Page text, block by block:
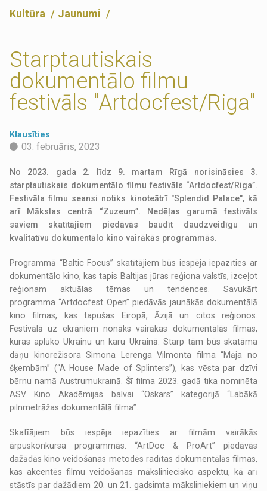
Kultūra Jaunumi
Starptautiskais
dokumentālo filmu
festivāls "Artdocfest/Riga"
Klausīties
03. februāris, 2023
No 2023. gada 2. līdz 9. martam Rīgā norisināsies 3.
starptautiskais dokumentālo filmu festivāls “Artdocfest/Riga”.
Festivāla filmu seansi notiks kinoteātrī "Splendid Palace", kā
arī Mākslas centrā “Zuzeum”. Nedēļas garumā festivāls
saviem skatītājiem piedāvās baudīt daudzveidīgu un
kvalitatīvu dokumentālo kino vairākās programmās.
Programmā “Baltic Focus” skatītājiem būs iespēja iepazīties ar
dokumentālo kino, kas tapis Baltijas jūras reģiona valstīs, izceļot
reģionam aktuālas tēmas un tendences. Savukārt
programma “Artdocfest Open” piedāvās jaunākās dokumentālā
kino filmas, kas tapušas Eiropā, Āzijā un citos reģionos.
Festivālā uz ekrāniem nonāks vairākas dokumentālās filmas,
kuras aplūko Ukrainu un karu Ukrainā. Starp tām būs skatāma
dāņu kinorežisora Simona Lerenga Vilmonta filma “Māja no
šķembām” (“A House Made of Splinters”), kas vēsta par dzīvi
bērnu namā Austrumukrainā. Šī filma 2023. gadā tika nominēta
ASV Kino Akadēmijas balvai “Oskars” kategorijā “Labākā
pilnmetrāžas dokumentālā filma”.
Skatīājiem būs iespēja iepazīties ar filmām vairākās
ārpuskonkursa programmās. “ArtDoc & ProArt” piedāvās
dažādās kino veidošanas metodēs radītas dokumentālās filmas,
kas akcentēs filmu veidošanas māksliniecisko aspektu, kā arī
stāstīs par dažādiem 20. un 21. gadsimta māksliniekiem un viņu